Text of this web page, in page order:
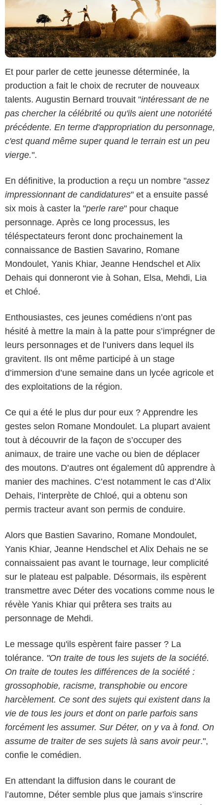
Et pour parler de cette jeunesse déterminée, la
production a fait le choix de recruter de nouveaux
talents. Augustin Bernard trouvait "intéressant de ne
pas chercher la célébrité ou qu'ils aient une notoriété
précédente. En terme d'appropriation du personnage,
c'est quand même super quand le terrain est un peu
vierge.".
En définitive, la production a reçu un nombre "assez
impressionnant de candidatures" et a ensuite passé
six mois à caster la "perle rare" pour chaque
personnage. Après ce long processus, les
téléspectateurs feront donc prochainement la
connaissance de Bastien Savarino, Romane
Mondoulet, Yanis Khiar, Jeanne Hendschel et Alix
Dehais qui donneront vie à Sohan, Elsa, Mehdi, Lia
et Chloé.
Enthousiastes, ces jeunes comédiens n’ont pas
hésité à mettre la main à la patte pour s’imprégner de
leurs personnages et de l’univers dans lequel ils
gravitent. Ils ont même participé à un stage
d’immersion d’une semaine dans un lycée agricole et
des exploitations de la région.
Ce qui a été le plus dur pour eux ? Apprendre les
gestes selon Romane Mondoulet. La plupart avaient
tout à découvrir de la façon de s’occuper des
animaux, de traire une vache ou bien de déplacer
des moutons. D’autres ont également dû apprendre à
manier des machines. C’est notamment le cas d’Alix
Dehais, l’interprète de Chloé, qui a obtenu son
permis tracteur avant son permis de conduire.
Alors que Bastien Savarino, Romane Mondoulet,
Yanis Khiar, Jeanne Hendschel et Alix Dehais ne se
connaissaient pas avant le tournage, leur complicité
sur le plateau est palpable. Désormais, ils espèrent
transmettre avec Déter des vocations comme nous le
révèle Yanis Khiar qui prêtera ses traits au
personnage de Mehdi.
Le message qu'ils espèrent faire passer ? La
tolérance. "On traite de tous les sujets de la société.
On traite de toutes les différences de la société :
grossophobie, racisme, transphobie ou encore
harcèlement. Ce sont des sujets qui existent dans la
vie de tous les jours et dont on parle parfois sans
forcément les assumer. Sur Déter, on y va à fond. On
assume de traiter de ses sujets là sans avoir peur.",
confie le comédien.
En attendant la diffusion dans le courant de
l’automne, Déter semble plus que jamais s’inscrire